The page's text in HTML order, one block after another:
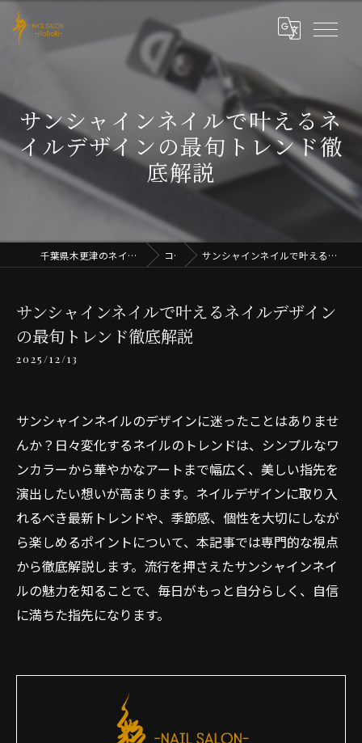
サンシャインネイルで叶えるネ
イルデザインの最旬トレンド徹
底解説
千葉県木更津のネイルならNAIL SALON iRoDoRi コラム サンシャインネイルで叶えるネイルデザインの最旬トレンド徹底解説
サンシャインネイルで叶えるネイルデザイン
の最旬トレンド徹底解説
2025/12/13
サンシャインネイルのデザインに迷ったことはありませ
んか？日々変化するネイルのトレンドは、シンプルなワ
ンカラーから華やかなアートまで幅広く、美しい指先を
演出したい想いが高まります。ネイルデザインに取り入
れるべき最新トレンドや、季節感、個性を大切にしなが
ら楽しめるポイントについて、本記事では専門的な視点
から徹底解説します。流行を押さえたサンシャインネイ
ルの魅力を知ることで、毎日がもっと自分らしく、自信
に満ちた指先になります。